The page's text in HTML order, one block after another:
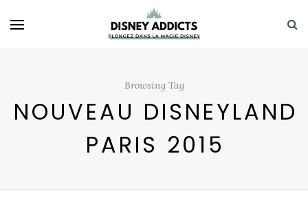
Browsing Tag
NOUVEAU DISNEYLAND
PARIS 2015